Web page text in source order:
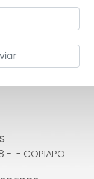
- - COPIAPO